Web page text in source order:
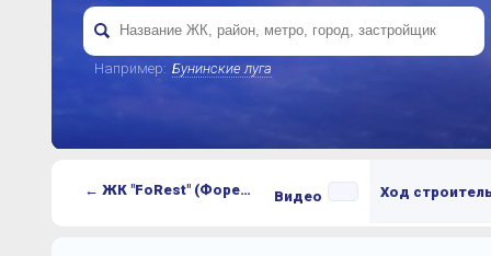
Например: Бунинские луга
← ЖК "FoRest" (Форест) Видео Ход